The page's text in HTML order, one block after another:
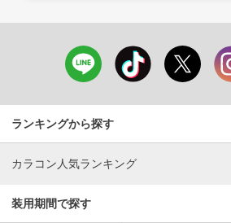
ランキングから探す
カラコン人気ランキング
装用期間で探す